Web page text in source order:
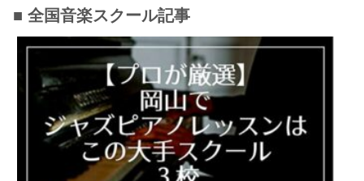
■ 全国音楽スクール記事